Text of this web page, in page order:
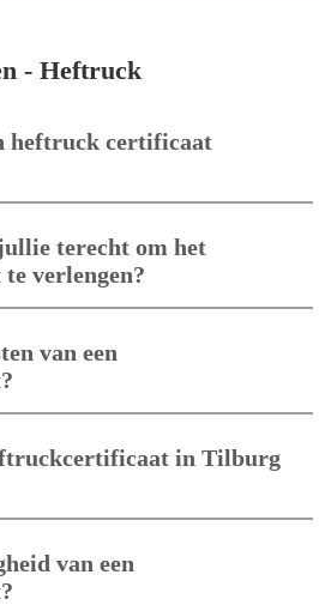
- Heftruck
heftruck certificaat
terecht om het
verlengen?
van een
in Tilburg
van een